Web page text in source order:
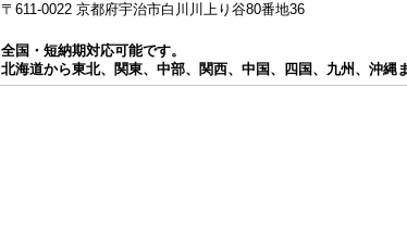
〒611-0022 京都府宇治市白川川上り谷80番地36
全国・短納期対応可能です。
北海道から東北、関東、中部、関西、中国、四国、九州、沖縄